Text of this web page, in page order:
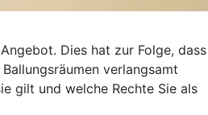
Dies hat zur Folge, dass
verlangsamt
gilt und welche Rechte Sie als